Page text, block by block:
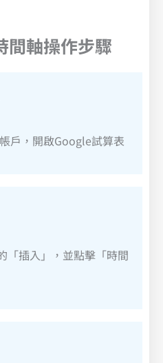
間軸操作步驟
戶，開啟Google試算表
「插入」，並點擊「時間